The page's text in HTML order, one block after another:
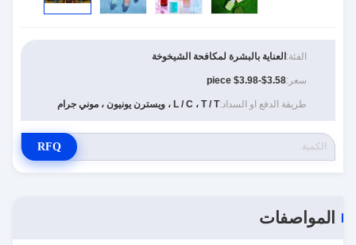
الفئة: العناية بالبشرة لمكافحة الشيخوخة
سعر:$3.58-$3.98 piece
طريقة الدفع او السداد:L / C ، T / T ، ويسترن يونيون ، موني جرام
RFQ
المواصفات